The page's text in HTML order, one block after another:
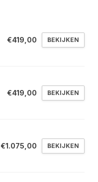
€419,00 BEKIJKEN
€419,00 BEKIJKEN
€1.075,00 BEKIJKEN